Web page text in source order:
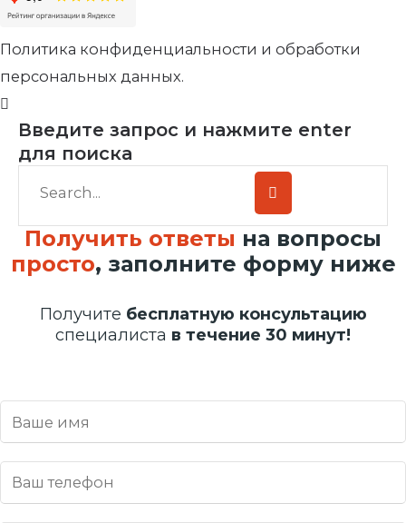
Политика конфиденциальности и обработки
персональных данных.
Введите запрос и нажмите enter
для поиска
Получить ответы на вопросы
просто, заполните форму ниже
Получите бесплатную консультацию
специалиста в течение 30 минут!